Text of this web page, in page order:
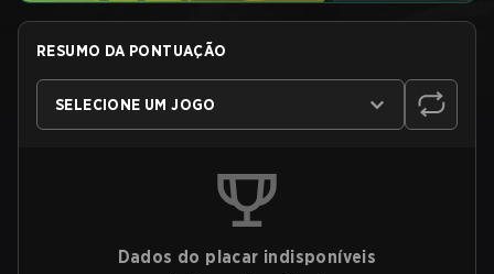
RESUMO DA PONTUAÇÃO
SELECIONE UM JOGO
Dados do placar indisponíveis